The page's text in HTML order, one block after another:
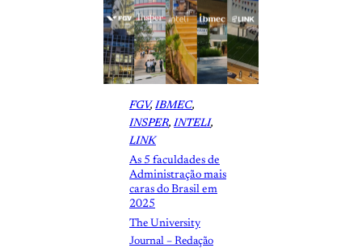
FGV, IBMEC
INSPER, INTELI
LINK
As 5 faculdades de
Administração mais
caras do Brasil em
2025
The University
Journal – Redação